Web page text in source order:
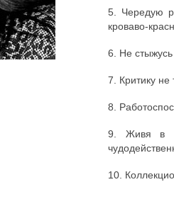
5. Чередую
кроваво-
6. Не
7. Критику не
8.
9. Живя в
10.